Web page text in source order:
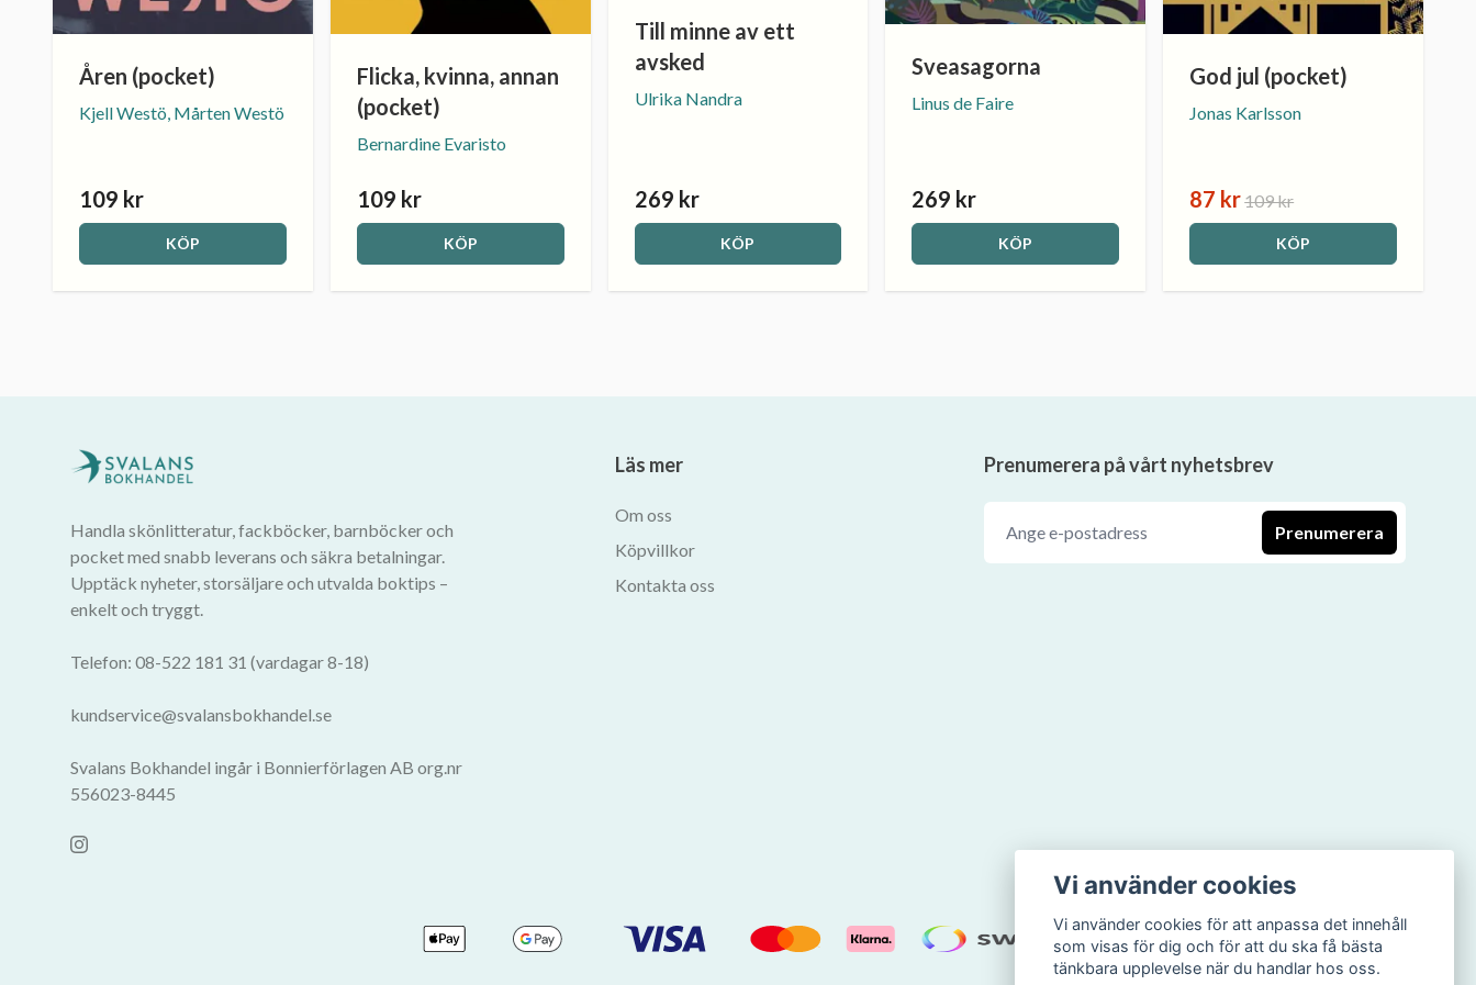
Åren (pocket)
Kjell Westö, Mårten Westö
109 kr
KÖP
Flicka, kvinna, annan
(pocket)
Bernardine Evaristo
109 kr
KÖP
Till minne av ett
avsked
Ulrika Nandra
269 kr
KÖP
Sveasagorna
Linus de Faire
269 kr
KÖP
God jul (pocket)
Jonas Karlsson
87 kr109 kr
KÖP
Handla skönlitteratur, fackböcker, barnböcker och
pocket med snabb leverans och säkra betalningar.
Upptäck nyheter, storsäljare och utvalda boktips –
enkelt och tryggt.
Telefon: 08-522 181 31 (vardagar 8-18)
kundservice@svalansbokhandel.se
Svalans Bokhandel ingår i Bonnierförlagen AB org.nr
556023-8445
Läs mer
Om oss
Köpvillkor
Kontakta oss
Prenumerera på vårt nyhetsbrev
Prenumerera
Vi använder cookies
Vi använder cookies för att anpassa det innehåll
som visas för dig och för att du ska få bästa
tänkbara upplevelse när du handlar hos oss.